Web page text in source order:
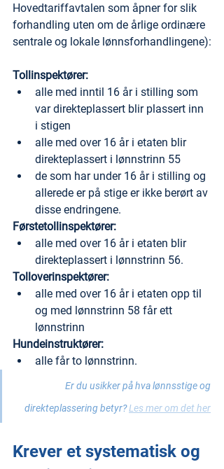
Hovedtariffavtalen som åpner for slik
forhandling uten om de årlige ordinære
sentrale og lokale lønnsforhandlingene):
Tollinspektører:
alle med inntil 16 år i stilling som
var direkteplassert blir plassert inn
i stigen
alle med over 16 år i etaten blir
direkteplassert i lønnstrinn 55
de som har under 16 år i stilling og
allerede er på stige er ikke berørt av
disse endringene.
Førstetollinspektører:
alle med over 16 år i etaten blir
direkteplassert i lønnstrinn 56.
Tolloverinspektører:
alle med over 16 år i etaten opp til
og med lønnstrinn 58 får ett
lønnstrinn
Hundeinstruktører:
alle får to lønnstrinn.
Er du usikker på hva lønnsstige og
direkteplassering betyr? Les mer om det her
Krever et systematisk og